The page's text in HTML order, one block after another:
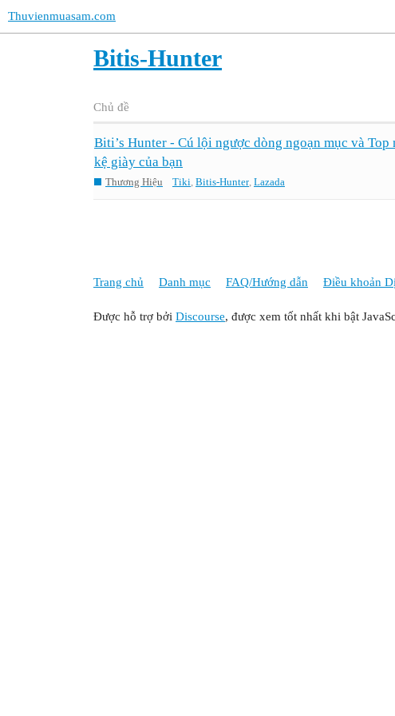
Thuvienmuasam.com
Bitis-Hunter
Chủ đề
Biti’s Hunter - Cú lội ngược dòng ngoạn mục và
kệ giày của bạn
Thương Hiệu Tiki Bitis-Hunter Lazada
Trang chủ Danh mục FAQ/Hướng dẫn Điều khoản
Được hỗ trợ bởi Discourse, được xem tốt nhất khi bật